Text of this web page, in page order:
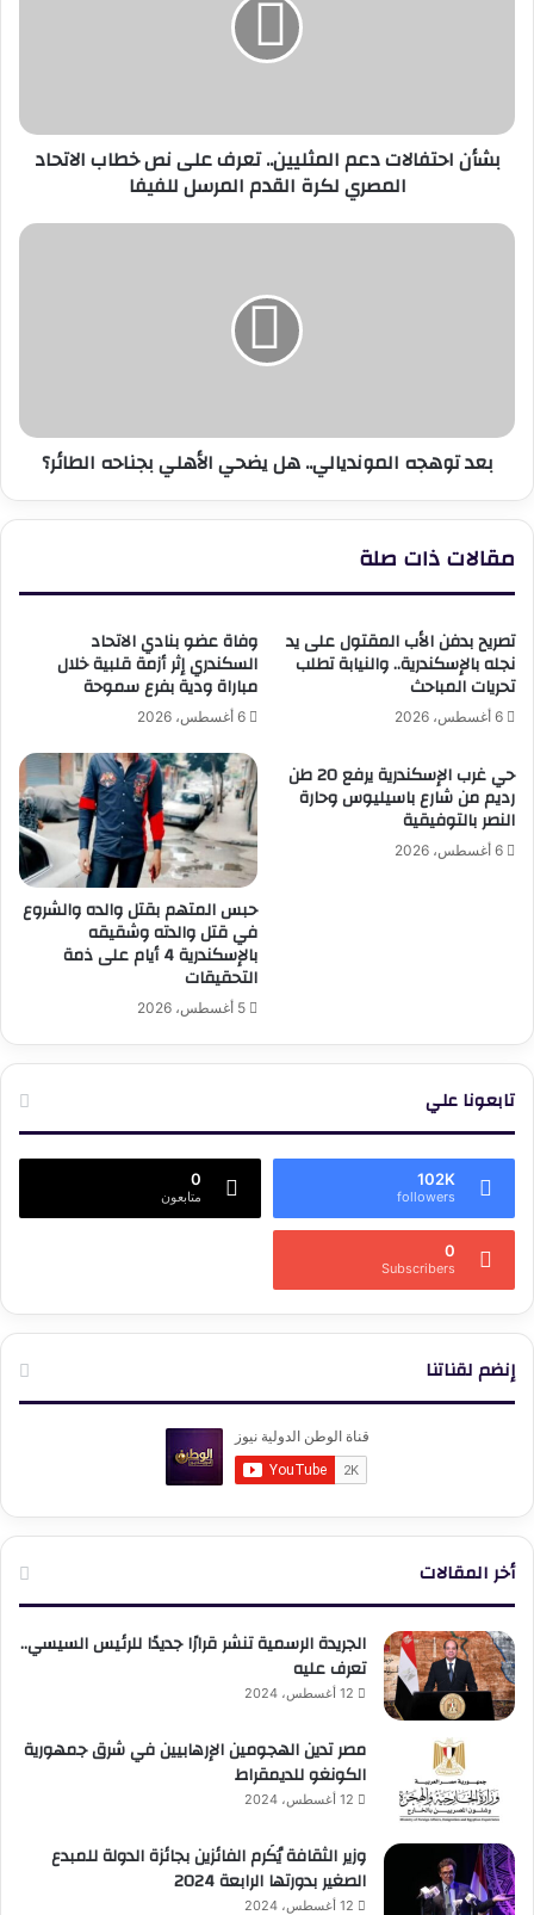
الاتحاد
المصري
المرسل
بشأن احتفالات دعم المثليين.. تعرف على نص خطاب الاتحاد
المصري لكرة القدم المرسل للفيفا
بعد
بعد توهجه المونديالي.. هل يضحي الأهلي بجناحه الطائر؟
مقالات ذات صلة
تصريح بدفن الأب المقتول على يد
نجله بالإسكندرية.. والنيابة تطلب
تحريات المباحث
6 أغسطس، 2026
وفاة عضو بنادي الاتحاد
السكندري إثر أزمة قلبية خلال
مباراة ودية بفرع سموحة
6 أغسطس، 2026
حي غرب الإسكندرية يرفع 20 طن
رديم من شارع باسيليوس وحارة
النصر بالتوفيقية
6 أغسطس، 2026
حبس المتهم بقتل والده والشروع
في قتل والدته وشقيقه
بالإسكندرية 4 أيام على ذمة
التحقيقات
5 أغسطس، 2026
تابعونا علي
102K
followers
0
متابعون
0
Subscribers
إنضم لقناتنا
أخر المقالات
الجريدة الرسمية تنشر قرارًا جديدًا للرئيس السيسي..
تعرف عليه
12 أغسطس، 2024
مصر تدين الهجومين الإرهابيين في شرق جمهورية
الكونغو للديمقراط
12 أغسطس، 2024
وزير الثقافة يُكَرم الفائزين بجائزة الدولة للمبدع
الصغير بدورتها الرابعة 2024
12 أغسطس، 2024